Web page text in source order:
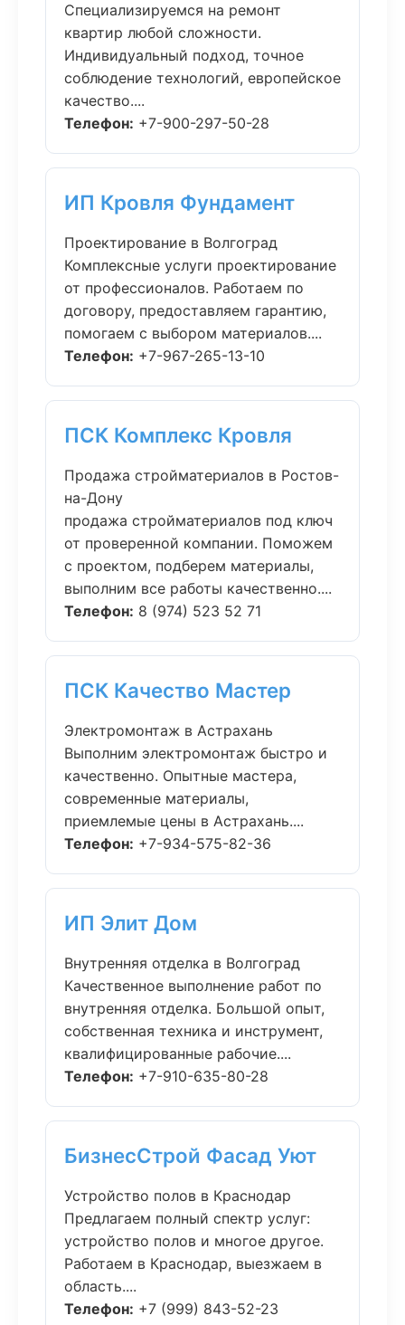
Специализируемся на ремонт
квартир любой сложности.
Индивидуальный подход, точное
соблюдение технологий, европейское
качество....
Телефон: +7-900-297-50-28
ИП Кровля Фундамент
Проектирование в Волгоград
Комплексные услуги проектирование
от профессионалов. Работаем по
договору, предоставляем гарантию,
помогаем с выбором материалов....
Телефон: +7-967-265-13-10
ПСК Комплекс Кровля
Продажа стройматериалов в Ростов-
на-Дону
продажа стройматериалов под ключ
от проверенной компании. Поможем
с проектом, подберем материалы,
выполним все работы качественно....
Телефон: 8 (974) 523 52 71
ПСК Качество Мастер
Электромонтаж в Астрахань
Выполним электромонтаж быстро и
качественно. Опытные мастера,
современные материалы,
приемлемые цены в Астрахань....
Телефон: +7-934-575-82-36
ИП Элит Дом
Внутренняя отделка в Волгоград
Качественное выполнение работ по
внутренняя отделка. Большой опыт,
собственная техника и инструмент,
квалифицированные рабочие....
Телефон: +7-910-635-80-28
БизнесСтрой Фасад Уют
Устройство полов в Краснодар
Предлагаем полный спектр услуг:
устройство полов и многое другое.
Работаем в Краснодар, выезжаем в
область....
Телефон: +7 (999) 843-52-23